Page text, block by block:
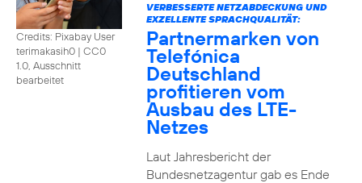
Credits: Pixabay User
terimakasih0 | CC0
1.0, Ausschnitt
bearbeitet
VERBESSERTE NETZABDECKUNG UND
EXZELLENTE SPRACHQUALITÄT:
Partnermarken von
Telefónica
Deutschland
profitieren vom
Ausbau des LTE-
Netzes
Laut Jahresbericht der
Bundesnetzagentur gab es Ende